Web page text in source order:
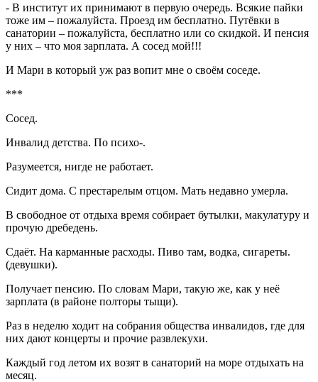
- В институт их принимают в первую очередь. Всякие пайки
тоже им – пожалуйста. Проезд им бесплатно. Путёвки в
санатории – пожалуйста, бесплатно или со скидкой. И пенсия
у них – что моя зарплата. А сосед мой!!!
И Мари в который уж раз вопит мне о своём соседе.
***
Сосед.
Инвалид детства. По психо-.
Разумеется, нигде не работает.
Сидит дома. С престарелым отцом. Мать недавно умерла.
В свободное от отдыха время собирает бутылки, макулатуру и
прочую дребедень.
Сдаёт. На карманные расходы. Пиво там, водка, сигареты.
(девушки).
Получает пенсию. По словам Мари, такую же, как у неё
зарплата (в районе полторы тыщи).
Раз в неделю ходит на собрания общества инвалидов, где для
них дают концерты и прочие развлекухи.
Каждый год летом их возят в санаторий на море отдыхать на
месяц.